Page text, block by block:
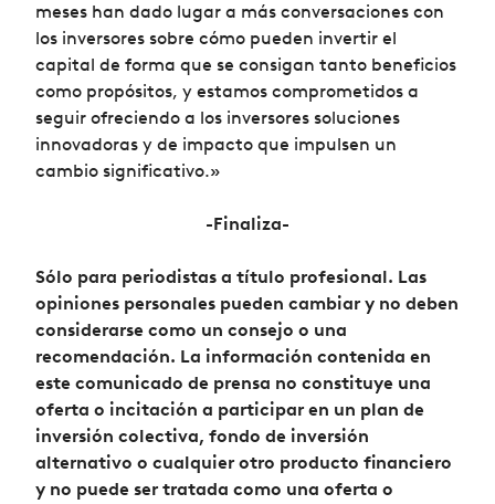
meses han dado lugar a más conversaciones con
los inversores sobre cómo pueden invertir el
capital de forma que se consigan tanto beneficios
como propósitos, y estamos comprometidos a
seguir ofreciendo a los inversores soluciones
innovadoras y de impacto que impulsen un
cambio significativo.»
-Finaliza-
Sólo para periodistas a título profesional. Las
opiniones personales pueden cambiar y no deben
considerarse como un consejo o una
recomendación. La información contenida en
este comunicado de prensa no constituye una
oferta o incitación a participar en un plan de
inversión colectiva, fondo de inversión
alternativo o cualquier otro producto financiero
y no puede ser tratada como una oferta o